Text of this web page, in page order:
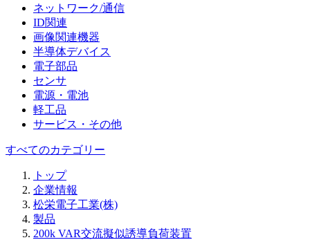
ネットワーク/通信
ID関連
画像関連機器
半導体デバイス
電子部品
センサ
電源・電池
軽工品
サービス・その他
すべてのカテゴリー
トップ
企業情報
松栄電子工業(株)
製品
200k VAR交流擬似誘導負荷装置